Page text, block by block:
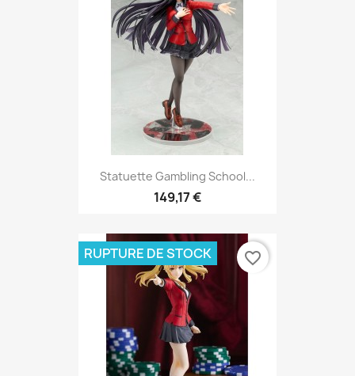
Statuette Gambling School...
149,17 €
RUPTURE DE STOCK favorite_border